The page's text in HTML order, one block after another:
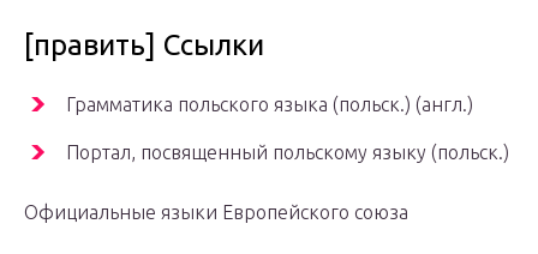
[править] Ссылки
Грамматика польского языка (польск.) (англ.)
Портал, посвященный польскому языку (польск.)
Официальные языки Европейского союза